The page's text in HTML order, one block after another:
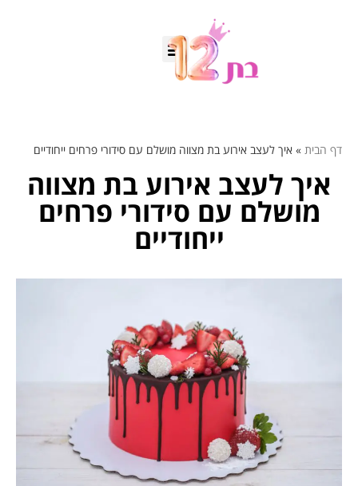
דף הבית » איך לעצב אירוע בת מצווה מושלם עם סידורי פרחים ייחודיים
איך לעצב אירוע בת מצווה
מושלם עם סידורי פרחים
ייחודיים